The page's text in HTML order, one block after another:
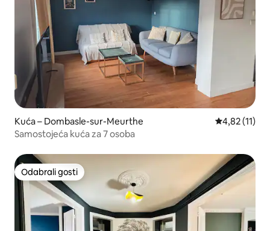
Kuća – Dombasle-sur-Meurthe Prosječna
4,82 (11)
Samostojeća kuća za 7 osoba
Odabrali gosti
Odabrali gosti